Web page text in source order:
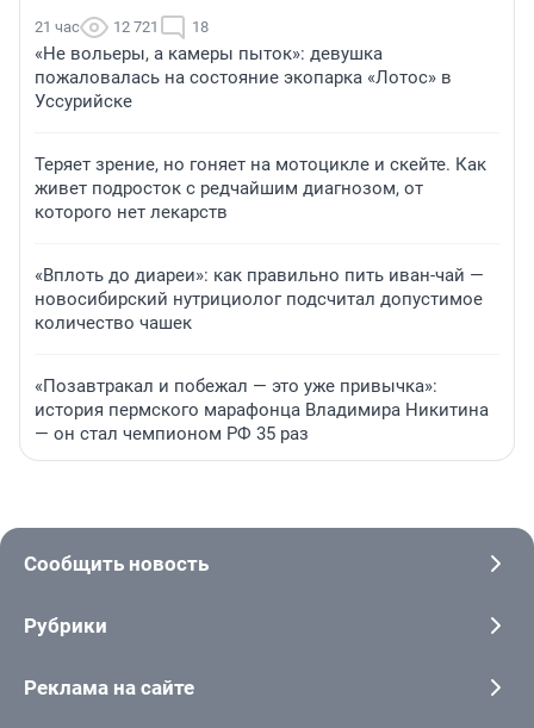
21 час 12 721 18
«Не вольеры, а камеры пыток»: девушка
пожаловалась на состояние экопарка «Лотос» в
Уссурийске
Теряет зрение, но гоняет на мотоцикле и скейте. Как
живет подросток с редчайшим диагнозом, от
которого нет лекарств
«Вплоть до диареи»: как правильно пить иван-чай —
новосибирский нутрициолог подсчитал допустимое
количество чашек
«Позавтракал и побежал — это уже привычка»:
история пермского марафонца Владимира Никитина
— он стал чемпионом РФ 35 раз
Сообщить новость
Рубрики
Реклама на сайте